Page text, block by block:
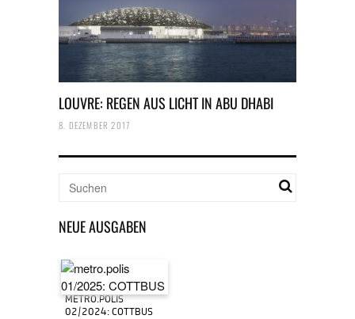
LOUVRE: REGEN AUS LICHT IN ABU DHABI
8. DEZEMBER 2017
NEUE AUSGABEN
METRO.POLIS
02/2024: COTTBUS